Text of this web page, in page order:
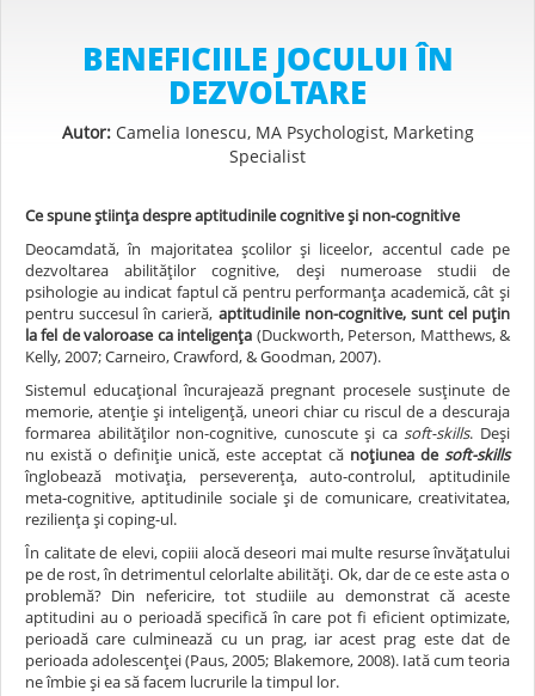
BENEFICIILE JOCULUI ÎN
DEZVOLTARE
Autor:Camelia Ionescu, MA Psychologist, Marketing
Specialist
Ce spune știința despre aptitudinile cognitive și non-cognitive
Deocamdată, în majoritatea școlilor și liceelor, accentul cade pe
dezvoltarea abilităților cognitive, deși numeroase studii de
psihologie au indicat faptul că pentru performanța academică, cât și
pentru succesul în carieră, aptitudinile non-cognitive, sunt cel puțin
la fel de valoroase ca inteligența (Duckworth, Peterson, Matthews, &
Kelly, 2007; Carneiro, Crawford, & Goodman, 2007).
Sistemul educațional încurajează pregnant procesele susținute de
memorie, atenție și inteligență, uneori chiar cu riscul de a descuraja
formarea abilităților non-cognitive, cunoscute și ca soft-skills. Deși
nu există o definiție unică, este acceptat că noțiunea de soft-skills
înglobează motivația, perseverența, auto-controlul, aptitudinile
meta-cognitive, aptitudinile sociale și de comunicare, creativitatea,
reziliența și coping-ul.
În calitate de elevi, copiii alocă deseori mai multe resurse învățatului
pe de rost, în detrimentul celorlalte abilități. Ok, dar de ce este asta o
problemă? Din nefericire, tot studiile au demonstrat că aceste
aptitudini au o perioadă specifică în care pot fi eficient optimizate,
perioadă care culminează cu un prag, iar acest prag este dat de
perioada adolescenței (Paus, 2005; Blakemore, 2008). Iată cum teoria
ne îmbie și ea să facem lucrurile la timpul lor.